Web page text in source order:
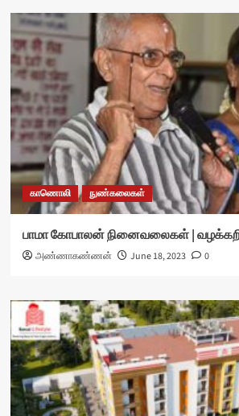
காணொலி நுண்கலைகள்
பாமா கோபாலன் நினைவலைகள் |
அண்ணாகண்ணன் June 18, 2023 0